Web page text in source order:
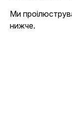
Ми
нижче.